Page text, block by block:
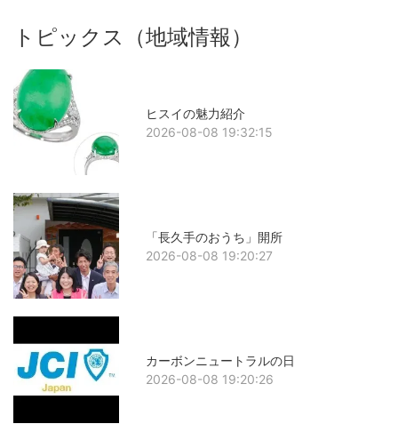
トピックス（地域情報）
ヒスイの魅力紹介
2026-08-08 19:32:15
「長久手のおうち」開所
2026-08-08 19:20:27
カーボンニュートラルの日
2026-08-08 19:20:26